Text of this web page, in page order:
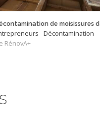
- Décontamination
RénovA+